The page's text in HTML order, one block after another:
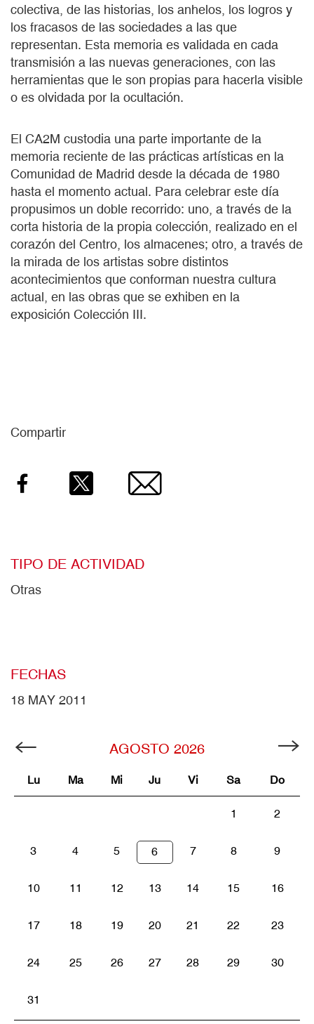
colectiva, de las historias, los anhelos, los logros y
los fracasos de las sociedades a las que
representan. Esta memoria es validada en cada
transmisión a las nuevas generaciones, con las
herramientas que le son propias para hacerla visible
o es olvidada por la ocultación.
El CA2M custodia una parte importante de la
memoria reciente de las prácticas artísticas en la
Comunidad de Madrid desde la década de 1980
hasta el momento actual. Para celebrar este día
propusimos un doble recorrido: uno, a través de la
corta historia de la propia colección, realizado en el
corazón del Centro, los almacenes; otro, a través de
la mirada de los artistas sobre distintos
acontecimientos que conforman nuestra cultura
actual, en las obras que se exhiben en la
exposición Colección III.
Compartir
Facebook Email
TIPO DE ACTIVIDAD
Otras
FECHAS
18 MAY 2011
AGOSTO 2026
Lu Ma Mi Ju Vi Sa Do
1 2
3 4 5 6 7 8 9
10 11 12 13 14 15 16
17 18 19 20 21 22 23
24 25 26 27 28 29 30
31